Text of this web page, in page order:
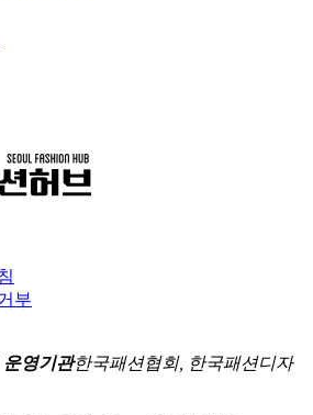
부
운영기관한국패션협회, 한국패션디자